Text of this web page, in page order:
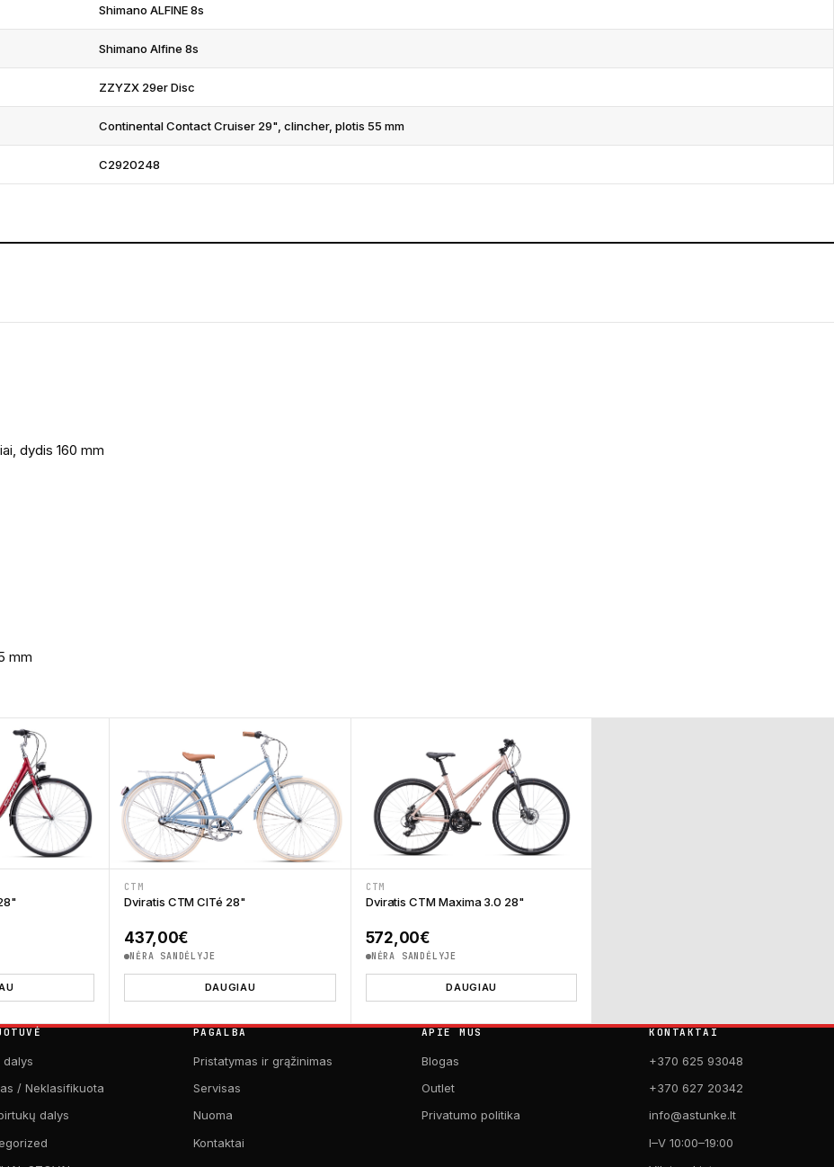
Shimano ALFINE 8s
Shimano Alfine 8s
ZZYZX 29er Disc
Continental Contact Cruiser 29", clincher, plotis 55 mm
C2920248
dydis 160 mm
mm
CTM
Dviratis CTM CITé 28"
437,00€
NĖRA SANDĖLYJE
DAUGIAU
CTM
Dviratis CTM Maxima 3.0 28"
572,00€
NĖRA SANDĖLYJE
DAUGIAU
dalys
/ Neklasifikuota
dalys
PAGALBA
Pristatymas ir grąžinimas
Servisas
Nuoma
Kontaktai
APIE MUS
Blogas
Outlet
Privatumo politika
KONTAKTAI
+370 625 93048
+370 627 20342
info@astunke.lt
I–V 10:00–19:00